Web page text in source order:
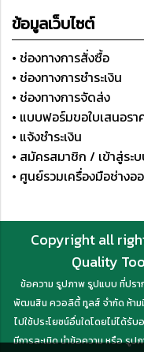
ข้อมูลเว็บไซต์
• ช่องทางการสั่งซื้อ
• ช่องทางการชำระเงิน
• ช่องทางการจัดส่ง
• แบบฟอร์มขอใบเสนอรา
• แจ้งชำระเงิน
• สมัครสมาชิก / เข้าสู่ระ
• ศูนย์รวมเครื่องมือช่าง
Copyright all
Quality
ข้อความ รูปภาพ รูปแบบ ที่ปร
พัฒนสิน ควอลิตี้ ทูลส์ จำกัด ห้าม
ไปใช้ประโยชน์อื่นใดโดยไม่ได้
มีการละเมิด นำข้อความ หรือ รู